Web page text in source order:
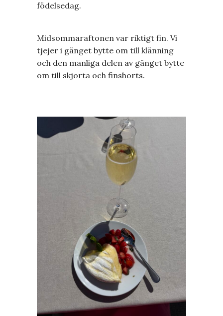
födelsedag.
Midsommaraftonen var riktigt fin. Vi
tjejer i gänget bytte om till klänning
och den manliga delen av gänget bytte
om till skjorta och finshorts.